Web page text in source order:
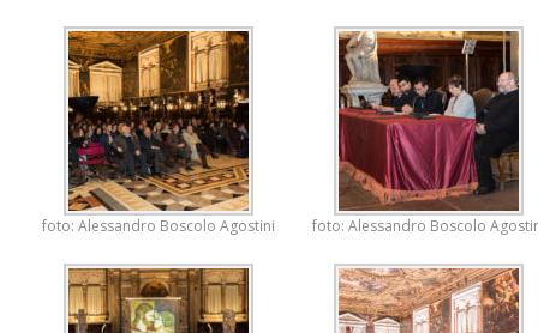
foto: Alessandro Boscolo Agostini foto: Alessandro Boscolo